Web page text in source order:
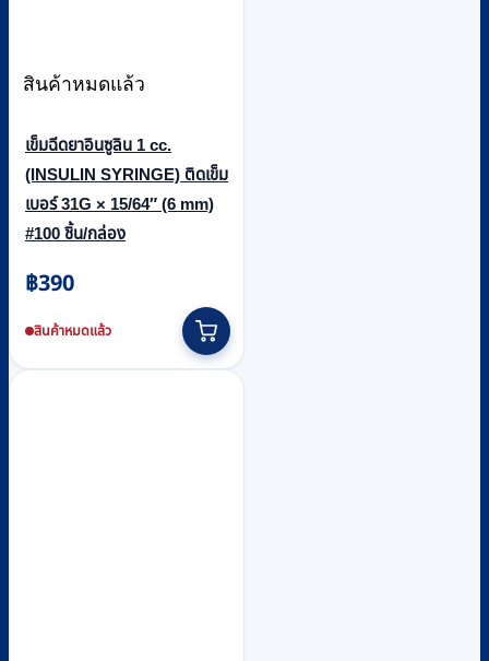
สินค้าหมดแล้ว
เข็มฉีดยาอินซูลิน 1 cc.
(INSULIN SYRINGE) ติดเข็ม
เบอร์ 31G × 15/64″ (6 mm)
#100 ชิ้น/กล่อง
฿390
สินค้าหมดแล้ว